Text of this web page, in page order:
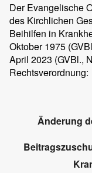
Der Evangelische
des Kirchlichen
Beihilfen in
Oktober 1975
April 2023 (GVBl.,
Rechtsverordnung:
Änderung